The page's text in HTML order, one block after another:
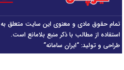
تمام حقوق مادی و معنوی این سایت متعلق به
استفاده از مطالب با ذکر منبع بلامانع است.
طراحی و تولید: “ایران سامانه”